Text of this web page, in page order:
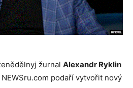
žurnal Alexandr Ryklin
podaří vytvořit nový